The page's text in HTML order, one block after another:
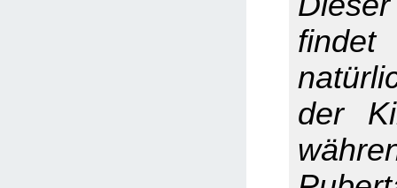
der